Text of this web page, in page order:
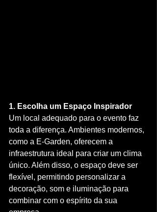
1. Escolha um Espaço Inspirador
Um local adequado para o evento faz
toda a diferença. Ambientes modernos,
como a E-Garden, oferecem a
infraestrutura ideal para criar um clima
único. Além disso, o espaço deve ser
flexível, permitindo personalizar a
decoração, som e iluminação para
combinar com o espírito da sua